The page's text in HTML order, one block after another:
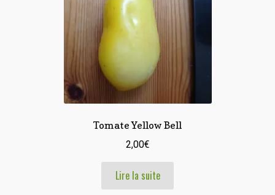
Tomate Yellow Bell
2,00€
Lire la suite